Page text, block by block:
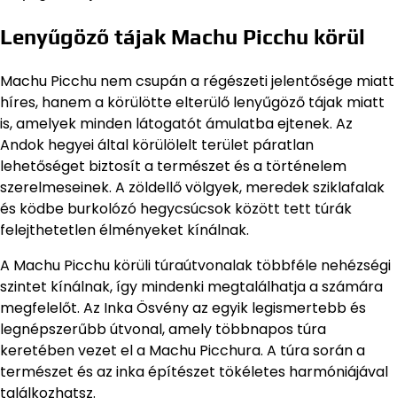
Lenyűgöző tájak Machu Picchu körül
Machu Picchu nem csupán a régészeti jelentősége miatt
híres, hanem a körülötte elterülő lenyűgöző tájak miatt
is, amelyek minden látogatót ámulatba ejtenek. Az
Andok hegyei által körülölelt terület páratlan
lehetőséget biztosít a természet és a történelem
szerelmeseinek. A zöldellő völgyek, meredek sziklafalak
és ködbe burkolózó hegycsúcsok között tett túrák
felejthetetlen élményeket kínálnak.
A Machu Picchu körüli túraútvonalak többféle nehézségi
szintet kínálnak, így mindenki megtalálhatja a számára
megfelelőt. Az Inka Ösvény az egyik legismertebb és
legnépszerűbb útvonal, amely többnapos túra
keretében vezet el a Machu Picchura. A túra során a
természet és az inka építészet tökéletes harmóniájával
találkozhatsz.